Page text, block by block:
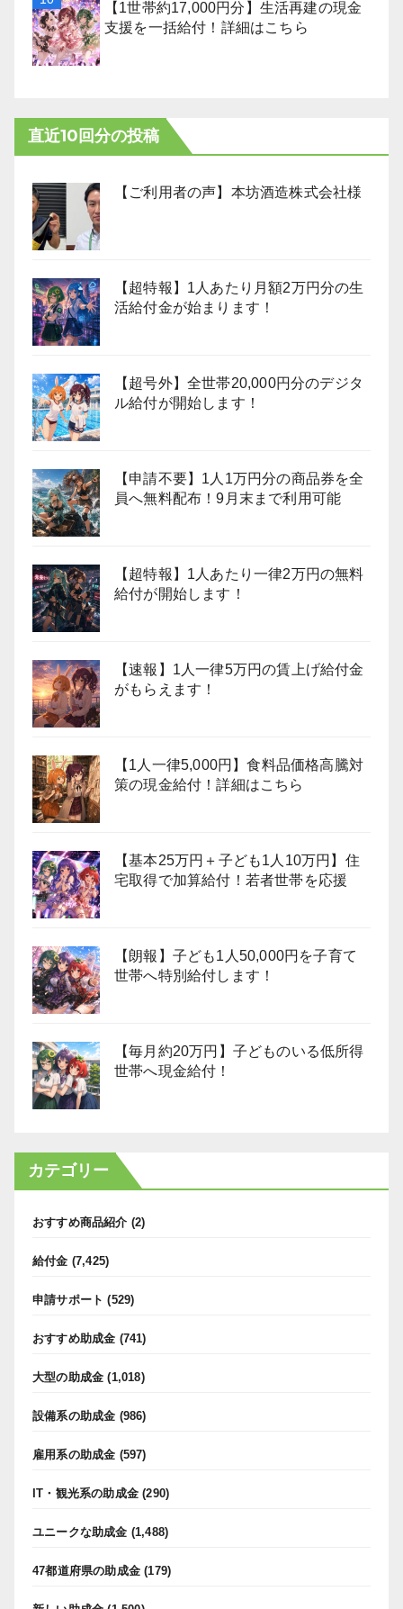
【1世帯約17,000円分】生活再建の現金
支援を一括給付！詳細はこちら
直近10回分の投稿
【ご利用者の声】本坊酒造株式会社様
【超特報】1人あたり月額2万円分の生
活給付金が始まります！
【超号外】全世帯20,000円分のデジタ
ル給付が開始します！
【申請不要】1人1万円分の商品券を全
員へ無料配布！9月末まで利用可能
【超特報】1人あたり一律2万円の無料
給付が開始します！
【速報】1人一律5万円の賃上げ給付金
がもらえます！
【1人一律5,000円】食料品価格高騰対
策の現金給付！詳細はこちら
【基本25万円＋子ども1人10万円】住
宅取得で加算給付！若者世帯を応援
【朗報】子ども1人50,000円を子育て
世帯へ特別給付します！
【毎月約20万円】子どものいる低所得
世帯へ現金給付！
カテゴリー
おすすめ商品紹介 (2)
給付金 (7,425)
申請サポート (529)
おすすめ助成金 (741)
大型の助成金 (1,018)
設備系の助成金 (986)
雇用系の助成金 (597)
IT・観光系の助成金 (290)
ユニークな助成金 (1,488)
47都道府県の助成金 (179)